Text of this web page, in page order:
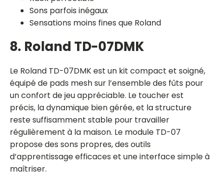
Sons parfois inégaux
Sensations moins fines que Roland
8. Roland TD-07DMK
Le Roland TD-07DMK est un kit compact et soigné,
équipé de pads mesh sur l’ensemble des fûts pour
un confort de jeu appréciable. Le toucher est
précis, la dynamique bien gérée, et la structure
reste suffisamment stable pour travailler
régulièrement à la maison. Le module TD-07
propose des sons propres, des outils
d’apprentissage efficaces et une interface simple à
maîtriser.